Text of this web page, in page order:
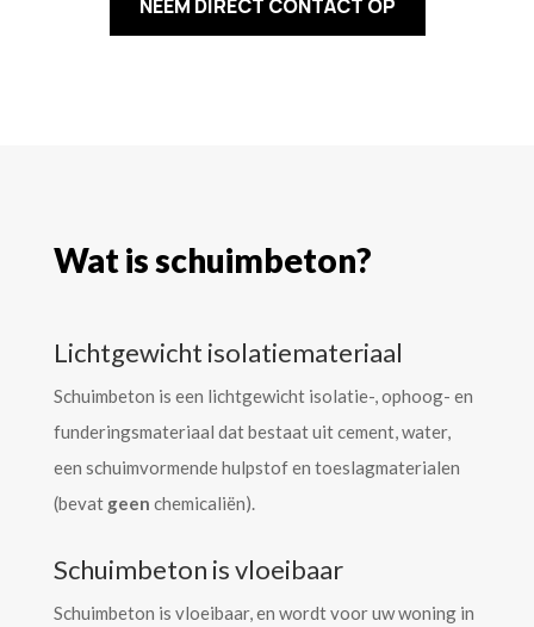
NEEM DIRECT CONTACT OP
Wat is schuimbeton?
Lichtgewicht isolatiemateriaal
Schuimbeton is een lichtgewicht isolatie-, ophoog- en
funderingsmateriaal dat bestaat uit cement, water,
een schuimvormende hulpstof en toeslagmaterialen
(bevat geen chemicaliën).
Schuimbeton is vloeibaar
Schuimbeton is vloeibaar, en wordt voor uw woning in